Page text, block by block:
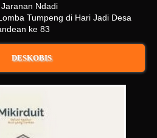
Ndadi
Tumpeng di Hari Jadi Desa
ke 83
DESKOBIS